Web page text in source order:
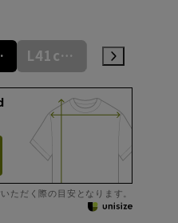
L41cm/78cm
ただく際の目安となります。